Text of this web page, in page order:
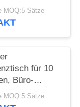
MOQ:5 Sätze
für 10
Büro-
MOQ:5 Sätze